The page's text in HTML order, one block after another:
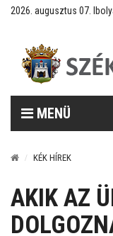
2026. augusztus 07.
MENÜ
KÉK HÍREK
AKIK AZ